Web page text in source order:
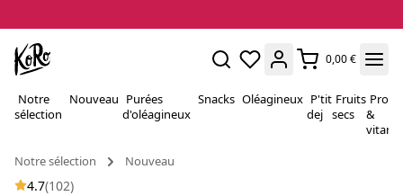
0,00 €
Notre
sélection
Nouveau Purées
d'oléagineux
Snacks Oléagineux P'tit
dej
Fruits
secs
&
Notre sélection
Nouveau
4.7(102)